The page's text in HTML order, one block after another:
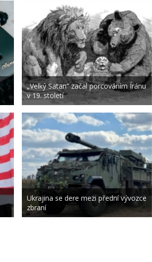
„Velký Satan“ začal porcováním Íránu
v 19. století
Ukrajina se dere mezi přední vývozce
zbraní